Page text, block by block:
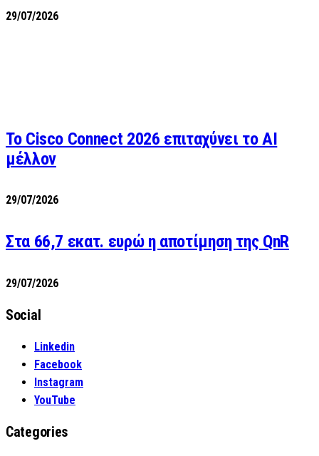
29/07/2026
Το Cisco Connect 2026 επιταχύνει το AI
μέλλον
29/07/2026
Στα 66,7 εκατ. ευρώ η αποτίμηση της QnR
29/07/2026
Social
Linkedin
Facebook
Instagram
YouTube
Categories